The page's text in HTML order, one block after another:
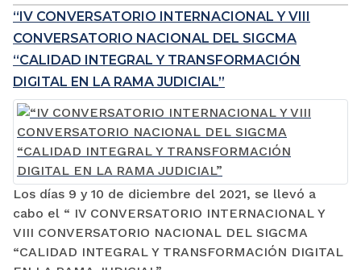
“IV CONVERSATORIO INTERNACIONAL Y VIII
CONVERSATORIO NACIONAL DEL SIGCMA
“CALIDAD INTEGRAL Y TRANSFORMACIÓN
DIGITAL EN LA RAMA JUDICIAL”
Los días 9 y 10 de diciembre del 2021, se llevó a
cabo el “ IV CONVERSATORIO INTERNACIONAL Y
VIII CONVERSATORIO NACIONAL DEL SIGCMA
“CALIDAD INTEGRAL Y TRANSFORMACIÓN DIGITAL